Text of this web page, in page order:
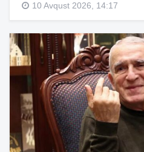
10 Avqust 2026, 14:17